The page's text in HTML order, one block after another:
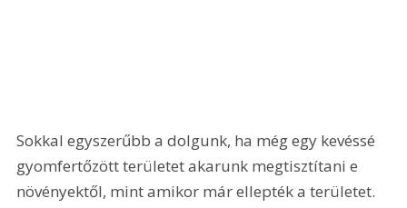
Sokkal egyszerűbb a dolgunk, ha még egy kevéssé
gyomfertőzött területet akarunk megtisztítani e
növényektől, mint amikor már ellepték a területet.